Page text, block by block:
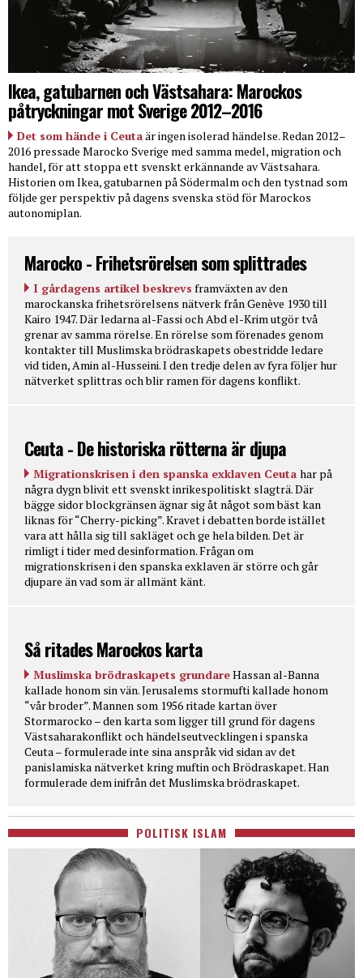
Ikea, gatubarnen och Västsahara: Marockos
påtryckningar mot Sverige 2012–2016
Det som hände i Ceutaär ingen isolerad händelse. Redan 2012–
2016 pressade Marocko Sverige med samma medel, migration och
handel, för att stoppa ett svenskt erkännande av Västsahara.
Historien om Ikea, gatubarnen på Södermalm och den tystnad som
följde ger perspektiv på dagens svenska stöd för Marockos
autonomiplan.
Marocko - Frihetsrörelsen som splittrades
I gårdagens artikel beskrevs framväxten av den
marockanska frihetsrörelsens nätverk från Genève 1930 till
Kairo 1947. Där ledarna al-Fassi och Abd el-Krim utgör två
grenar av samma rörelse. En rörelse som förenades genom
kontakter till Muslimska brödraskapets obestridde ledare
vid tiden, Amin al-Husseini. I den tredje delen av fyra följer hur
nätverket splittras och blir ramen för dagens konflikt.
Ceuta - De historiska rötterna är djupa
Migrationskrisen i den spanska exklaven Ceuta har på
några dygn blivit ett svenskt inrikespolitiskt slagträ. Där
bägge sidor blockgränsen ägnar sig åt något som bäst kan
liknas för “Cherry-picking”. Kravet i debatten borde istället
vara att hålla sig till sakläget och ge hela bilden. Det är
rimligt i tider med desinformation. Frågan om
migrationskrisen i den spanska exklaven är större och går
djupare än vad som är allmänt känt.
Så ritades Marockos karta
Muslimska brödraskapets grundareHassan al-Banna
kallade honom sin vän. Jerusalems stormufti kallade honom
“vår broder”. Mannen som 1956 ritade kartan över
Stormarocko – den karta som ligger till grund för dagens
Västsaharakonflikt och händelseutvecklingen i spanska
Ceuta – formulerade inte sina anspråk vid sidan av det
panislamiska nätverket kring muftin och Brödraskapet. Han
formulerade dem inifrån det Muslimska brödraskapet.
POLITISK ISLAM